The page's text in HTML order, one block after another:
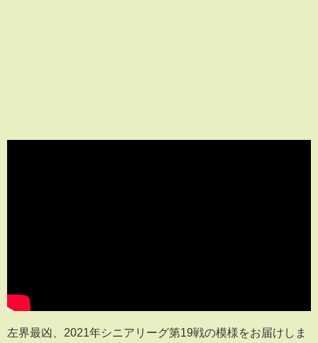
左界最凶、2021年シニアリーグ第19戦の模様をお届けしま